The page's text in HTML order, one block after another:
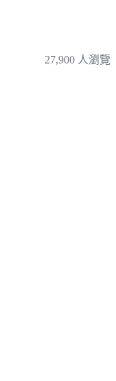
27,900 人瀏覽